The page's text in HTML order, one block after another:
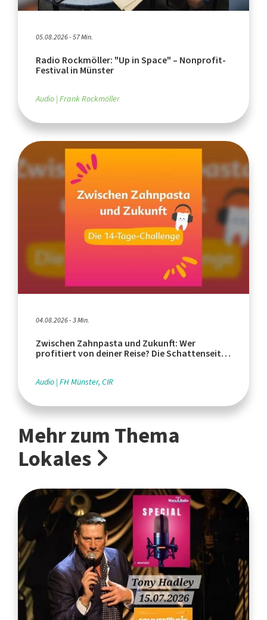
05.08.2026 - 57 Min.
Radio Rockmöller: "Up in Space" – Nonprofit-
Festival in Münster
Audio Frank Rockmöller
04.08.2026 - 3 Min.
Zwischen Zahnpasta und Zukunft: Wer
profitiert von deiner Reise? Die Schattenseiten
Audio FH Münster, CIR
Mehr zum Thema
Lokales